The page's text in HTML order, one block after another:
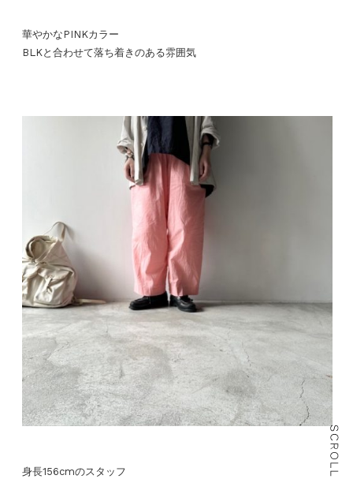
華やかなPINKカラー
BLKと合わせて落ち着きのある雰囲気
身長156cmのスタッフ